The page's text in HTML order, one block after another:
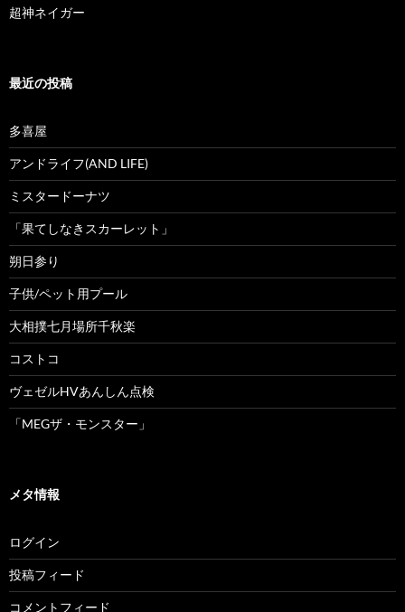
超神ネイガー
最近の投稿
多喜屋
アンドライフ(AND LIFE)
ミスタードーナツ
「果てしなきスカーレット」
朔日参り
子供/ペット用プール
大相撲七月場所千秋楽
コストコ
ヴェゼルHVあんしん点検
「MEGザ・モンスター」
メタ情報
ログイン
投稿フィード
コメントフィード